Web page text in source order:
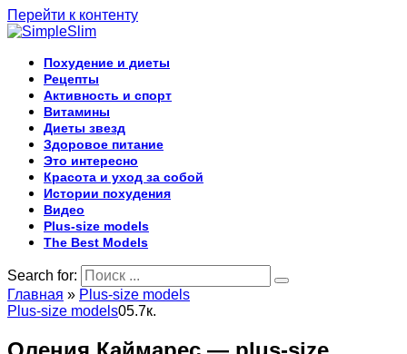
Перейти к контенту
Похудение и диеты
Рецепты
Активность и спорт
Витамины
Диеты звезд
Здоровое питание
Это интересно
Красота и уход за собой
Истории похудения
Видео
Plus-size models
The Best Models
Search for:
Главная » Plus-size models
Plus-size models05.7к.